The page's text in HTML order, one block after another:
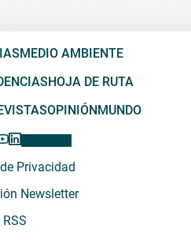
MEDIO AMBIENTE
HOJA DE RUTA
OPINIÓN MUNDO
Privacidad
Newsletter
RSS